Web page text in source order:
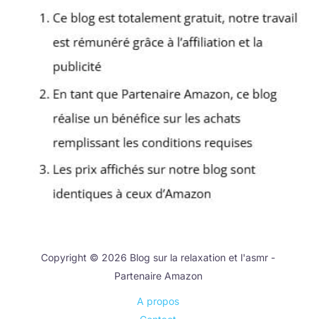
Copyright © 2026 Blog sur la relaxation et l'asmr -
Partenaire Amazon
A propos